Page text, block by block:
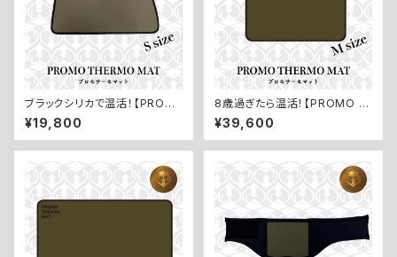
ブラックシリカで温活！【PROM
O THERMO MAT／プロモサ
ーモマット：Sサイズ】
¥19,800
8歳過ぎたら温活！【PROMO T
HERMO MAT／プロモサーモ
マット：Mサイズ】
¥39,600